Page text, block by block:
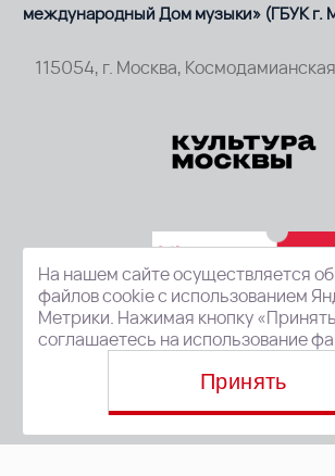
международный Дом музыки» (ГБУК
115054, г. Москва,
На нашем сайте осуществляется
файлов cookie с использованием
Метрики. Нажимая кнопку
соглашаетесь на использование
Принять